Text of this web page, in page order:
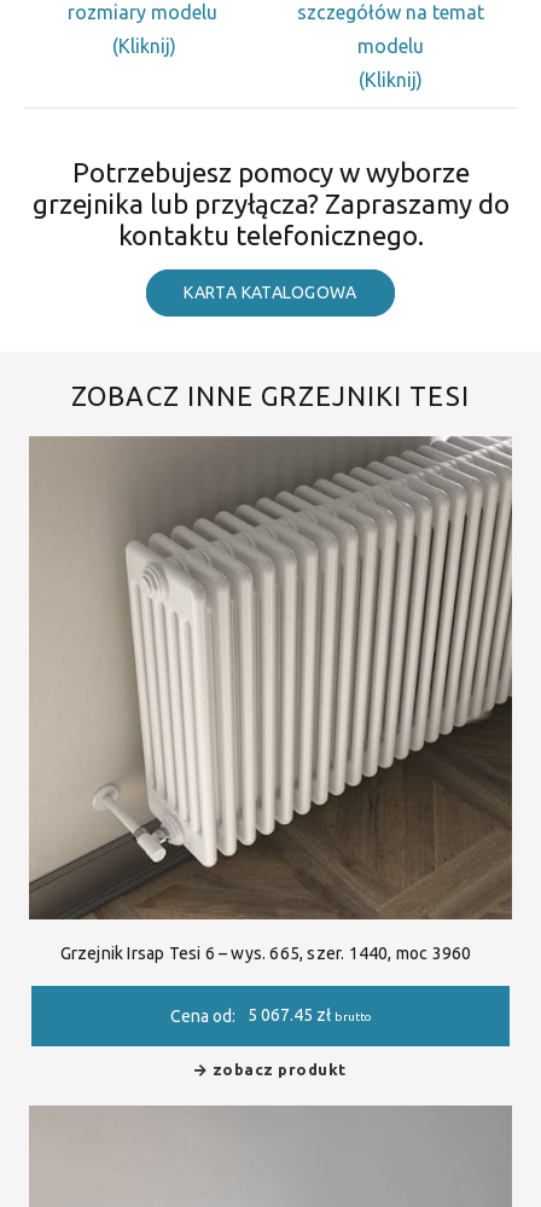
rozmiary modelu
(Kliknij)
szczegółów na temat
modelu
(Kliknij)
Potrzebujesz pomocy w wyborze
grzejnika lub przyłącza? Zapraszamy do
kontaktu telefonicznego.
KARTA KATALOGOWA
ZOBACZ INNE GRZEJNIKI TESI
Grzejnik Irsap Tesi 6 – wys. 665, szer. 1440, moc 3960
Cena od: 5 067.45 zł brutto
zobacz produkt